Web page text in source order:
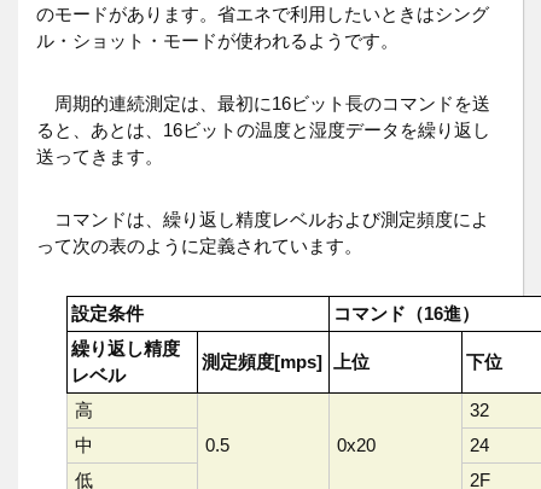
のモードがあります。省エネで利用したいときはシング
ル・ショット・モードが使われるようです。
周期的連続測定は、最初に16ビット長のコマンドを送
ると、あとは、16ビットの温度と湿度データを繰り返し
送ってきます。
コマンドは、繰り返し精度レベルおよび測定頻度によ
って次の表のように定義されています。
設定条件
コマンド（16進）
繰り返し精度
レベル
測定頻度[mps] 上位 下位
高
0.5
0x20
32
中
24
低
2F